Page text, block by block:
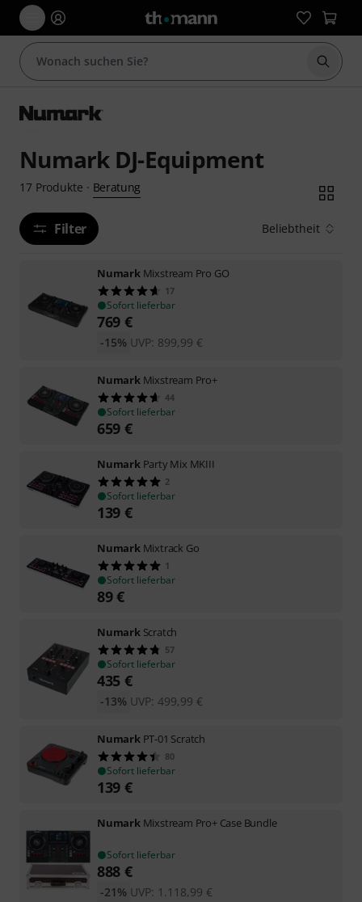
Suche
Numark DJ-Equipment
17 Produkte · Beratung
Filter Beliebtheit
Numark Mixstream Pro GO
17
Sofort lieferbar
769 €
UVP: 899,99 €
-15%
Numark Mixstream Pro+
44
Sofort lieferbar
659 €
Numark Party Mix MKIII
2
Sofort lieferbar
139 €
Numark Mixtrack Go
1
Sofort lieferbar
89€
Numark Scratch
57
Sofort lieferbar
435 €
UVP: 499,99 €
-13%
Numark PT-01 Scratch
80
Sofort lieferbar
139 €
Numark Mixstream Pro+ Case Bundle
Sofort lieferbar
888 €
UVP: 1.118,99 €
-21%